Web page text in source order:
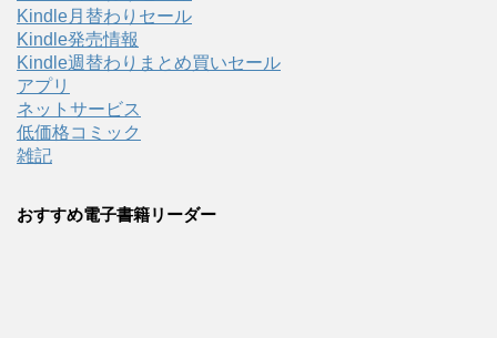
Kindle月替わりセール
Kindle発売情報
Kindle週替わりまとめ買いセール
アプリ
ネットサービス
低価格コミック
雑記
おすすめ電子書籍リーダー